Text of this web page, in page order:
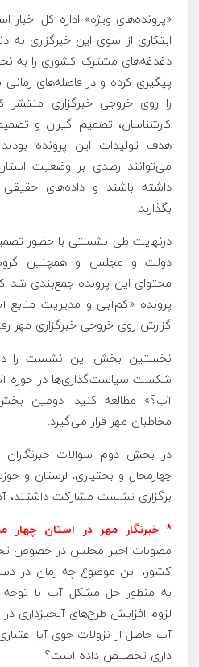
«پرونده‌های ویژه» اداره کل اخبار
ابتکاری از سوی این خبرگزاری
پیگیری کرده و در فاصله‌های
را روی خروجی خبرگزاری منتشر
کارشناسان، تصمیم گیران و
هدف تولیدات این پرونده
می‌توانند رصدی بر وضعیت
داشته باشند و داده‌های
بگذارند.
درنهایت طی نشستی با حضور
دولت و مجلس و همچنین
محتوای این پرونده جمع‌بندی
پرونده «کم‌آبی و مدیریت منابع
گزارش روی خروجی خبرگزاری مهر
نخستین بخش این نشست را
شکست سیاست‌گذاری‌ها در حوزه
آب؟» مطالعه کنید. دومین
مخاطبان مهر قرار می‌گیرد.
در بخش دوم سوالات خبرنگاران
چهارمحال و بختیاری، لرستان و
برگزاری نشست مشارکت داشتند،
* خبرنگار مهر در استان چهار
مصوبات اخیر مجلس در خصوص
کشور، این موضوع چه زمان در
به منظور حل مشکل آب با توجه
لزوم افزایش طرح‌های آبخیزداری
آب حاصل از نزولات جوی آیا
داری تخصیص داده است؟